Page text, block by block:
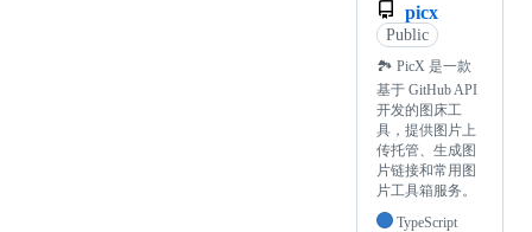
picx
Public
🏞️ PicX 是一款
基于 GitHub API
开发的图床工
具，提供图片上
传托管、生成图
片链接和常用图
片工具箱服务。
TypeScript